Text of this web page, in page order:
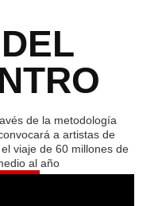
de la metodología
a artistas de
viaje de 60 millones de
al año